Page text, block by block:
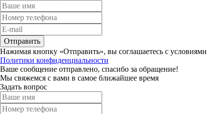
Отправить
Нажимая кнопку «Отправить», вы соглашаетесь с условиями
Политики конфиденциальности
Ваше сообщение отправлено, спасибо за обращение!
Мы свяжемся с вами в самое ближайшее время
Задать вопрос